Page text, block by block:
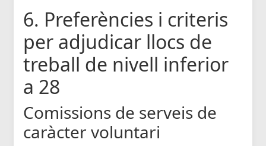
6. Preferències i criteris
per adjudicar llocs de
treball de nivell inferior
a 28
Comissions de serveis de
caràcter voluntari